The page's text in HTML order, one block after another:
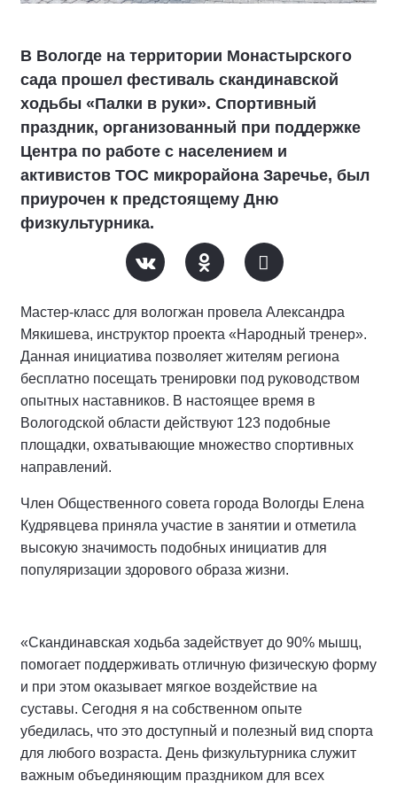
В Вологде на территории Монастырского
сада прошел фестиваль скандинавской
ходьбы «Палки в руки». Спортивный
праздник, организованный при поддержке
Центра по работе с населением и
активистов ТОС микрорайона Заречье, был
приурочен к предстоящему Дню
физкультурника.
Мастер-класс для вологжан провела Александра
Мякишева, инструктор проекта «Народный тренер».
Данная инициатива позволяет жителям региона
бесплатно посещать тренировки под руководством
опытных наставников. В настоящее время в
Вологодской области действуют 123 подобные
площадки, охватывающие множество спортивных
направлений.
Член Общественного совета города Вологды Елена
Кудрявцева приняла участие в занятии и отметила
высокую значимость подобных инициатив для
популяризации здорового образа жизни.
«Скандинавская ходьба задействует до 90% мышц,
помогает поддерживать отличную физическую форму
и при этом оказывает мягкое воздействие на
суставы. Сегодня я на собственном опыте
убедилась, что это доступный и полезный вид спорта
для любого возраста. День физкультурника служит
важным объединяющим праздником для всех